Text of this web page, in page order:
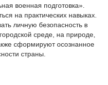
военная подготовка».
на практических навыках.
личную безопасность в
среде, на природе,
сформируют осознанное
страны.